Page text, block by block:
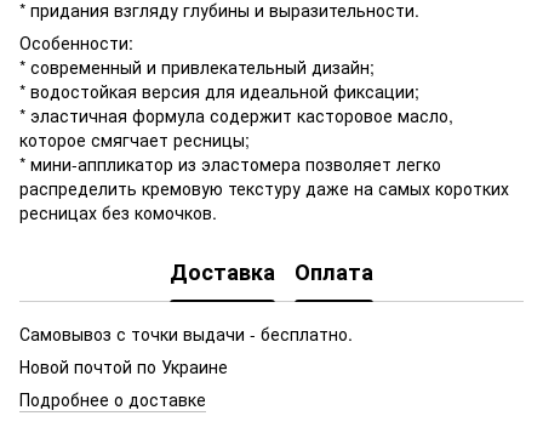
* придания взгляду глубины и выразительности.
Особенности:
* современный и привлекательный дизайн;
* водостойкая версия для идеальной фиксации;
* эластичная формула содержит касторовое масло,
которое смягчает ресницы;
* мини-аппликатор из эластомера позволяет легко
распределить кремовую текстуру даже на самых коротких
ресницах без комочков.
Доставка Оплата
Самовывоз с точки выдачи - бесплатно.
Новой почтой по Украине
Подробнее о доставке